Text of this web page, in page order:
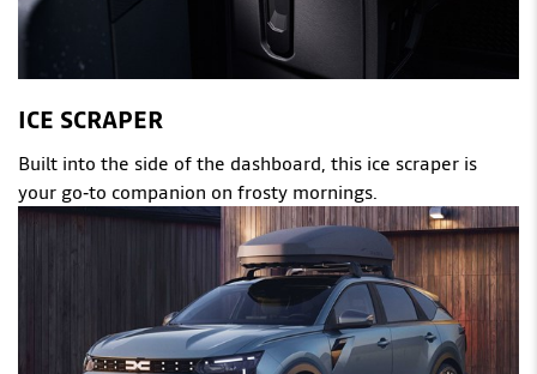
ICE SCRAPER
Built into the side of the dashboard, this ice scraper is
your go‑to companion on frosty mornings.